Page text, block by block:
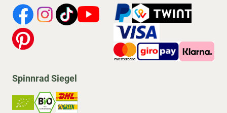
Spinnrad Siegel